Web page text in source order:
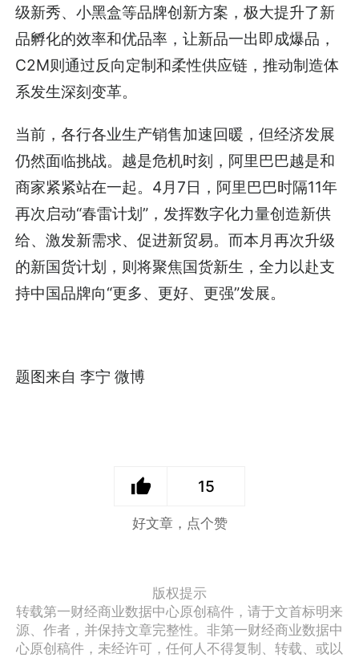
级新秀、小黑盒等品牌创新方案，极大提升了新
品孵化的效率和优品率，让新品一出即成爆品，
C2M则通过反向定制和柔性供应链，推动制造体
系发生深刻变革。
当前，各行各业生产销售加速回暖，但经济发展
仍然面临挑战。越是危机时刻，阿里巴巴越是和
商家紧紧站在一起。4月7日，阿里巴巴时隔11年
再次启动“春雷计划”，发挥数字化力量创造新供
给、激发新需求、促进新贸易。而本月再次升级
的新国货计划，则将聚焦国货新生，全力以赴支
持中国品牌向“更多、更好、更强”发展。
题图来自 李宁 微博
15
好文章，点个赞
版权提示
转载第一财经商业数据中心原创稿件，请于文首标明来
源、作者，并保持文章完整性。非第一财经商业数据中
心原创稿件，未经许可，任何人不得复制、转载、或以